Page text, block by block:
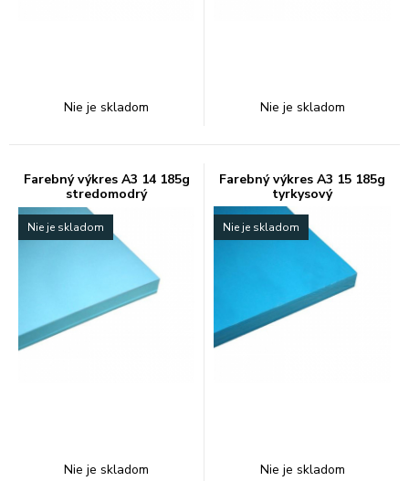
Nie je skladom Nie je skladom
Farebný výkres A3 14 185g
stredomodrý
Nie je skladom
Nie je skladom
Farebný výkres A3 15 185g
tyrkysový
Nie je skladom
Nie je skladom